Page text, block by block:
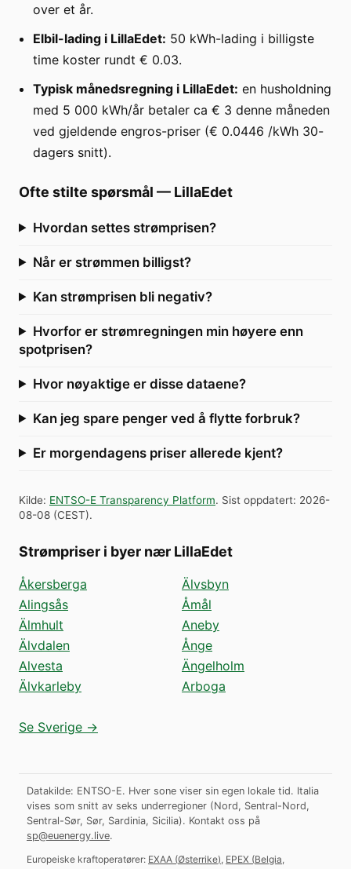
over et år.
Elbil-lading i LillaEdet: 50 kWh-lading i billigste
time koster rundt € 0.03.
Typisk månedsregning i LillaEdet: en husholdning
med 5 000 kWh/år betaler ca € 3 denne måneden
ved gjeldende engros-priser (€ 0.0446 /kWh 30-
dagers snitt).
Ofte stilte spørsmål — LillaEdet
Hvordan settes strømprisen?
Når er strømmen billigst?
Kan strømprisen bli negativ?
Hvorfor er strømregningen min høyere enn
spotprisen?
Hvor nøyaktige er disse dataene?
Kan jeg spare penger ved å flytte forbruk?
Er morgendagens priser allerede kjent?
Kilde: ENTSO-E Transparency Platform. Sist oppdatert: 2026-
08-08 (CEST).
Strømpriser i byer nær LillaEdet
Åkersberga
Alingsås
Älmhult
Älvdalen
Alvesta
Älvkarleby
Älvsbyn
Åmål
Aneby
Ånge
Ängelholm
Arboga
Se Sverige →
Datakilde: ENTSO-E. Hver sone viser sin egen lokale tid. Italia
vises som snitt av seks underregioner (Nord, Sentral-Nord,
Sentral-Sør, Sør, Sardinia, Sicilia). Kontakt oss på
sp@euenergy.live.
Europeiske kraftoperatører: EXAA (Østerrike) EPEX (Belgia,